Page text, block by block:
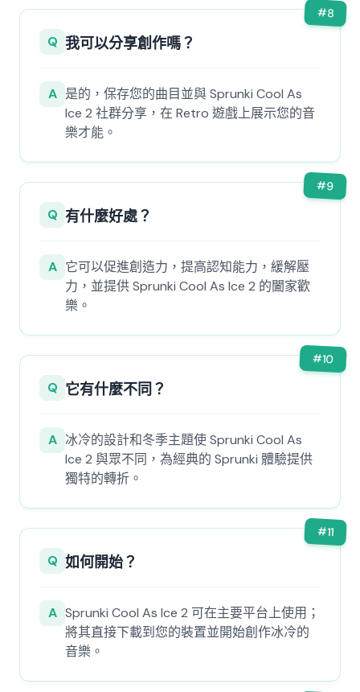
#8
Q 我可以分享創作嗎？
A 是的，保存您的曲目並與 Sprunki Cool As
Ice 2 社群分享，在 Retro 遊戲上展示您的音
樂才能。
#9
Q 有什麼好處？
A 它可以促進創造力，提高認知能力，緩解壓
力，並提供 Sprunki Cool As Ice 2 的闔家歡
樂。
#10
Q 它有什麼不同？
A 冰冷的設計和冬季主題使 Sprunki Cool As
Ice 2 與眾不同，為經典的 Sprunki 體驗提供
獨特的轉折。
#11
Q 如何開始？
A Sprunki Cool As Ice 2 可在主要平台上使用；
將其直接下載到您的裝置並開始創作冰冷的
音樂。